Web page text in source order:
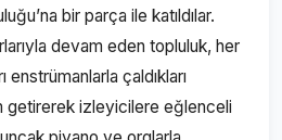
bir parça ile katıldılar.
devam eden topluluk, her
enstrümanlarla çaldıkları
getirerek izleyicilere eğlenceli